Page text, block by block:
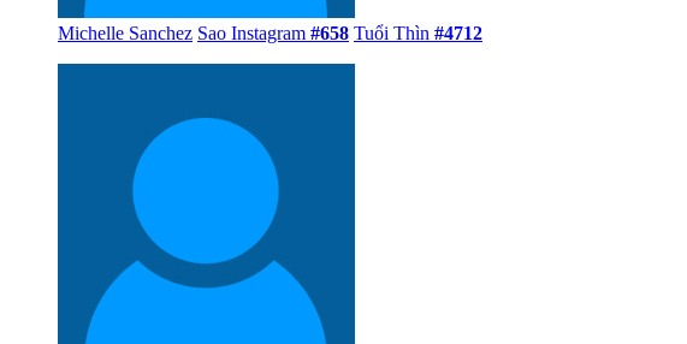
Christine Anu Ca sĩ nhạc pop#2739Cairns #7